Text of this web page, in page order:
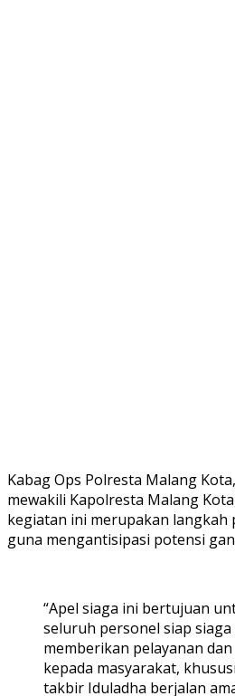
Kabag Ops Polresta Malang
mewakili Kapolresta Malang
kegiatan ini merupakan
guna mengantisipasi potensi
“Apel siaga ini bertujuan
seluruh personel siap siaga
memberikan pelayanan
kepada masyarakat,
takbir Iduladha berjalan